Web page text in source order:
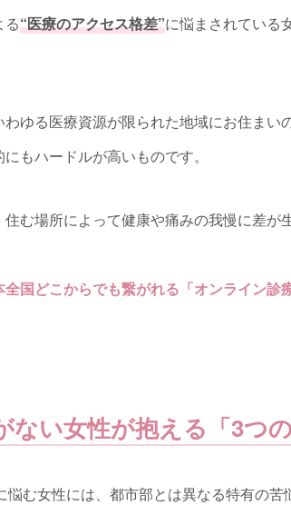
る“医療のアクセス格差”に悩まされている
ゆる医療資源が限られた地域にお住まい
もハードルが高いものです。
む場所によって健康や痛みの我慢に差が
全国どこからでも繋がれる「オンライン診
ない女性が抱える「3つ
む女性には、都市部とは異なる特有の苦